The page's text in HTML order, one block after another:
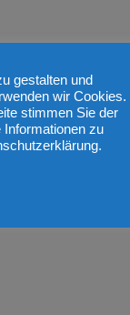
sind wir sehr
sie für die
gestalten und
wir Cookies.
stimmen Sie der
Informationen zu